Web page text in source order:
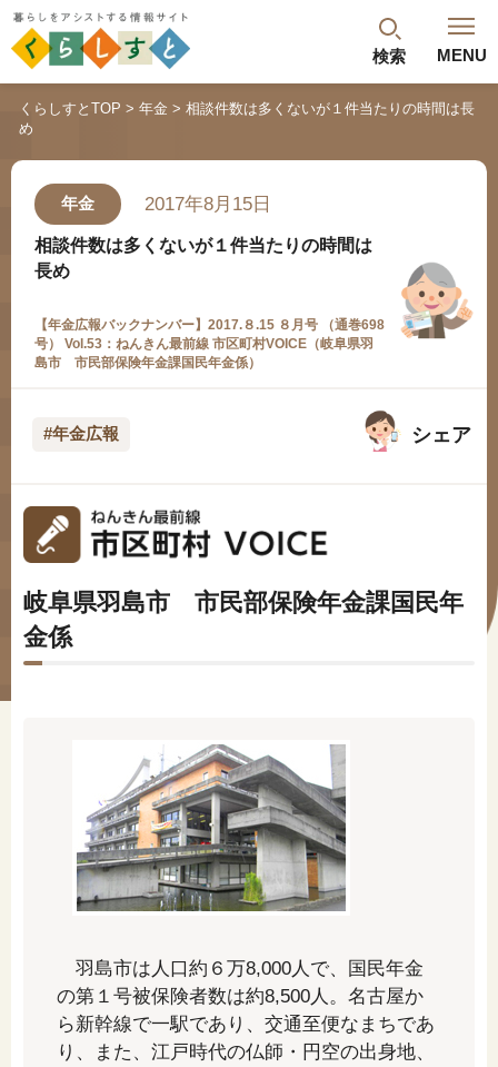
検索 MENU
閉じる
年金のよくあるご質問
#年金広報
#くらしすとEYE(年金)
#ねんきんAtoZ
「年金」に関する記事
「健康」に関する記事
「家計」に関する記事
くらしすとTOP 年金
相談件数は多くないが１件当たりの時間は長
め
年金 2017年8月15日
相談件数は多くないが１件当たりの時間は
長め
【年金広報バックナンバー】2017.８.15 ８月号 （通巻698
号） Vol.53：ねんきん最前線 市区町村VOICE（岐阜県羽
島市 市民部保険年金課国民年金係）
#年金広報 シェア
岐阜県羽島市 市民部保険年金課国民年
金係
羽島市は人口約６万8,000人で、国民年金
の第１号被保険者数は約8,500人。名古屋か
ら新幹線で一駅であり、交通至便なまちであ
り、また、江戸時代の仏師・円空の出身地、